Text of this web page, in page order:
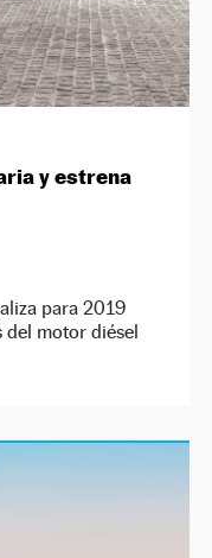
y estrena
para 2019
del motor diésel